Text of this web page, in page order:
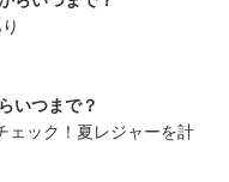
いつまで？
ェック！夏レジャーを計